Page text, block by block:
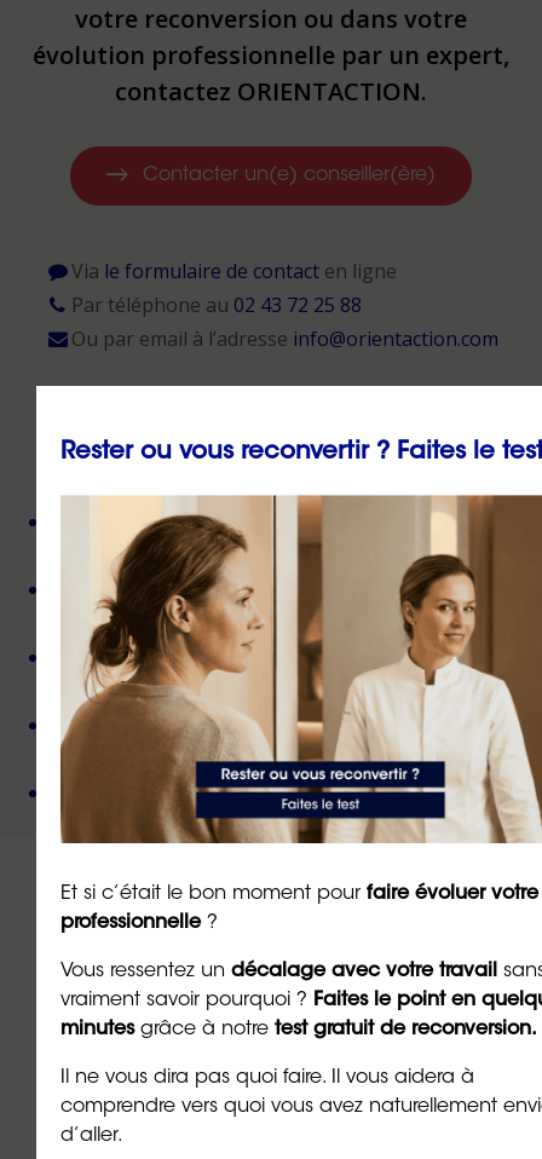
votre reconversion ou dans votre
évolution professionnelle par un expert,
contactez ORIENTACTION.
Contacter un(e) conseiller(ère)
Via le formulaire de contacten ligne
Par téléphone au 02 43 72 25 88
Ou par email à l’adresse info@orientaction.com
ORIENTACTION c'est :
Plus de 800 consultant(e)s expérimenté(e)s
présent(e)s partout en France,
Près de 50 000 personnes accompagnéesdepuis
sa création,
Des valeurs humanistes debienveillance
et de
non-jugement,
Une méthode créée par
un docteur en
psychologie
,
Un organisme de formationcertifié QUALIOPI
À lire sur le même thème
Rester ou vous reconvertir ? Faites le
Et si c’était le bon moment pour faire évoluer
professionnelle?
Vous ressentez un décalage avec votre travail
vraiment savoir pourquoi ? Faites le point en
minutesgrâce à notre test gratuit de reconversion.
Il ne vous dira pas quoi faire. Il vous aidera à
comprendre vers quoi vous avez naturellement
d’aller.